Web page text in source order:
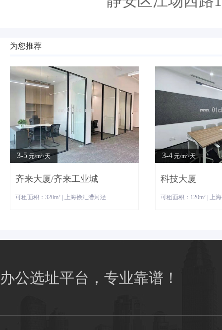
为您推荐
3-5 元/m²⋅天
齐来大厦/齐来工业城
可租面积：320m² | 上海徐汇漕河泾
3-4 元/m²⋅天
科技大厦
可租面积：120m² | 上
办公选址平台，专业靠谱！